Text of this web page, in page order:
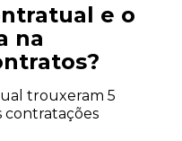
e o
na
trouxeram 5
contratações